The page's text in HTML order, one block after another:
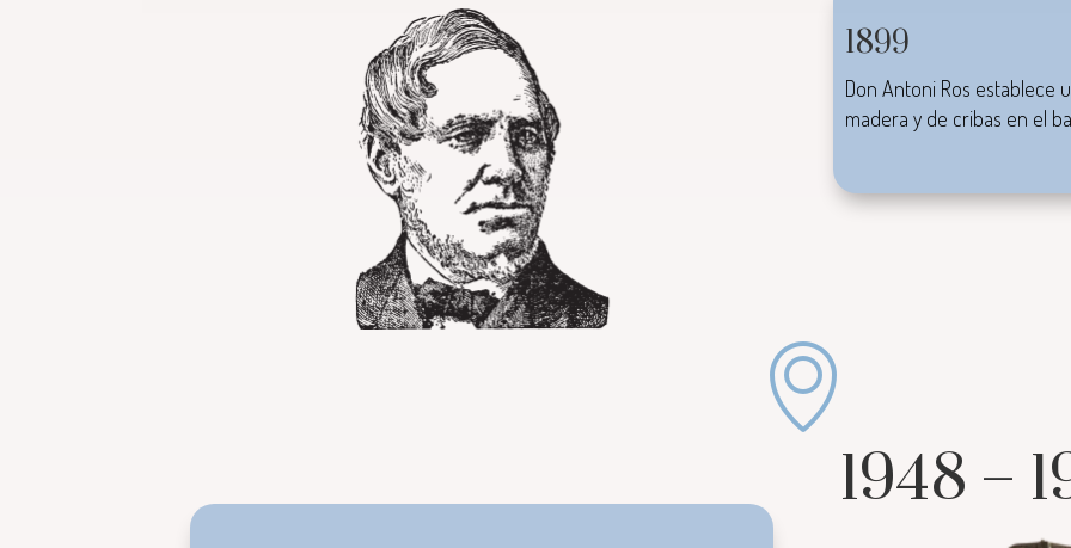
1899
Don Antoni Ros establece
madera y de cribas en el
1948 –